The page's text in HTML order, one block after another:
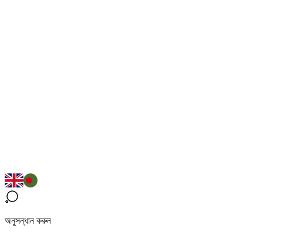
অনুসন্ধান করুন